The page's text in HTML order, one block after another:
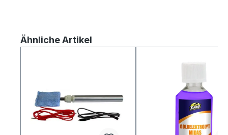
Produktgalerie überspringen
Ähnliche Artikel